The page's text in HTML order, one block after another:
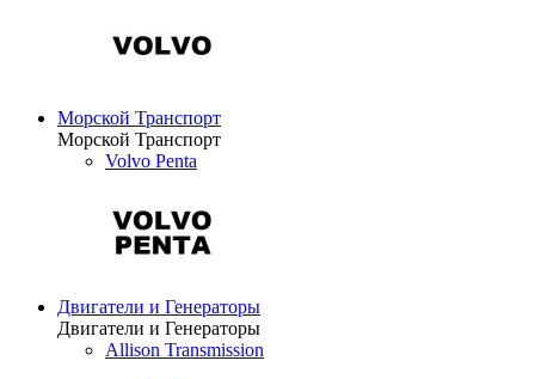
Морской Транспорт
Морской Транспорт
Volvo Penta
Двигатели и Генераторы
Двигатели и Генераторы
Allison Transmission